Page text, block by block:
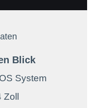
Blick
System
Zoll